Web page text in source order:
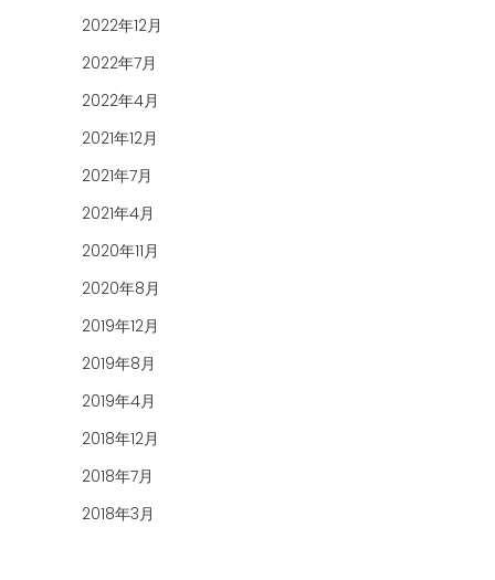
2022年12月
2022年7月
2022年4月
2021年12月
2021年7月
2021年4月
2020年11月
2020年8月
2019年12月
2019年8月
2019年4月
2018年12月
2018年7月
2018年3月